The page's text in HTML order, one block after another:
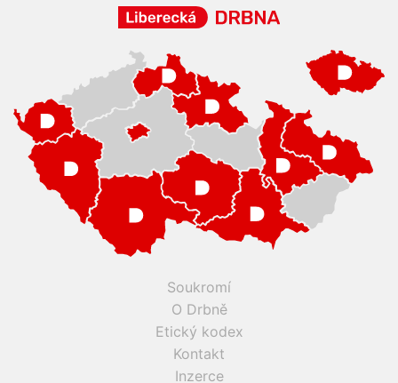
Soukromí
O Drbně
Etický kodex
Kontakt
Inzerce